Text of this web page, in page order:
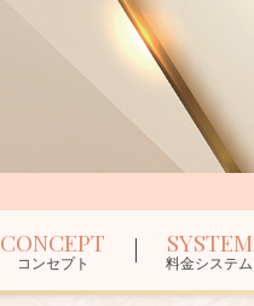
CONCEPT
コンセプト
SYSTEM
料金システム